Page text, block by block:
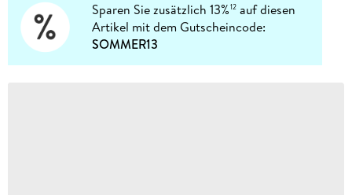
Sparen Sie zusätzlich 13%12 auf diesen
Artikel mit dem Gutscheincode:
SOMMER13